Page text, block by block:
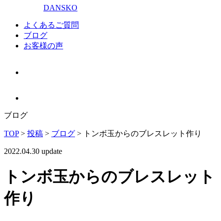
DANSKO
よくあるご質問
ブログ
お客様の声
ブログ
TOP> 投稿 > ブログ > トンボ玉からのブレスレット作り
2022.04.30 update
トンボ玉からのブレスレット
作り